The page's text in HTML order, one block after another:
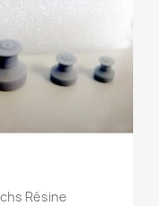
rapide
Résine